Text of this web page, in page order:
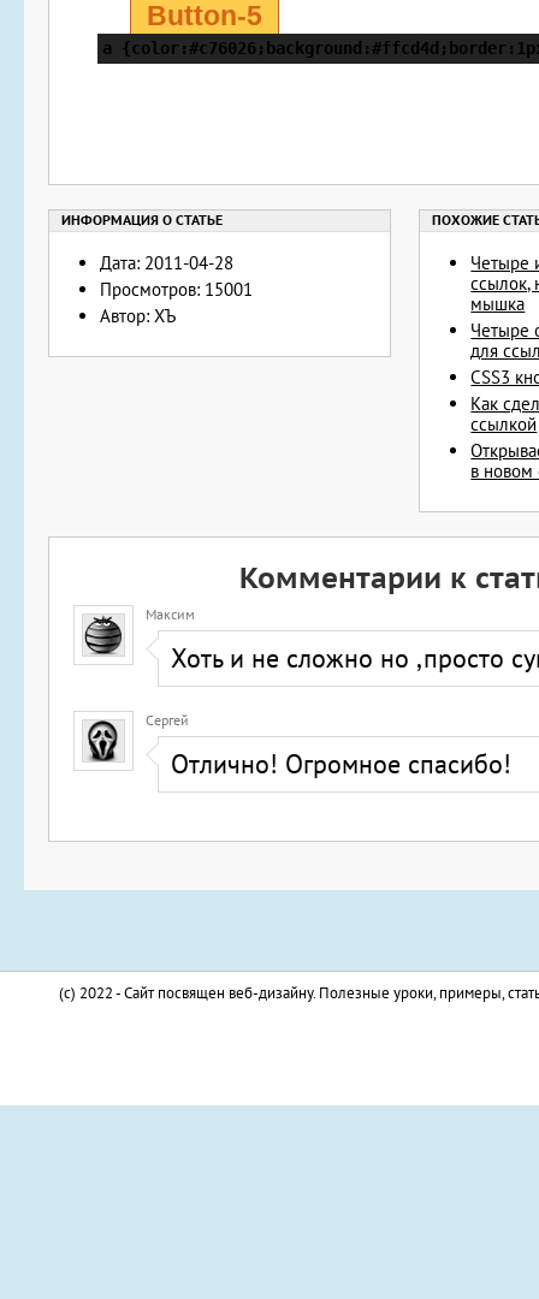
Button-5
a
Дата: 2011-04-28
Просмотров: 15001
Автор: ХЪ
Четыре
ссылок,
мышка
Четыре
для
CSS3
Как
ссылкой
в новом
Комментарии к
Максим
Хоть и не сложно но ,просто
Сергей
Отлично! Огромное спасибо!
(c) 2022 - Сайт посвящен веб-дизайну. Полезные уроки, примеры,